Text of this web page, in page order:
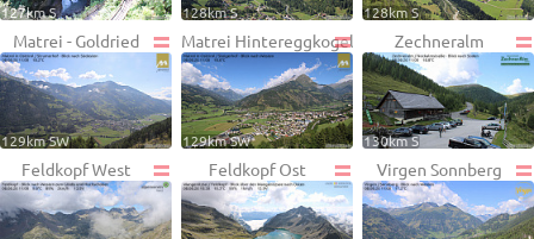
127km S 128km S 128km S
Matrei - Goldried
129km SW
Matrei Hintereggkogel
129km SW
Zechneralm
130km S
Feldkopf West Feldkopf Ost Virgen Sonnberg